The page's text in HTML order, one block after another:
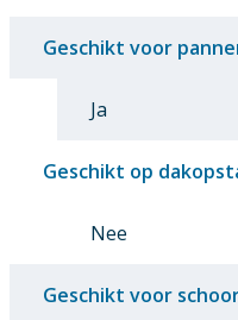
Geschikt voor
Ja
Geschikt op
Nee
Geschikt voor